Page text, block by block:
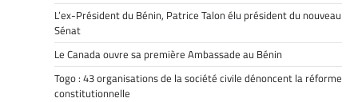
L’ex-Président du Bénin, Patrice Talon élu président du nouveau
Sénat
Le Canada ouvre sa première Ambassade au Bénin
Togo : 43 organisations de la société civile dénoncent la réforme
constitutionnelle